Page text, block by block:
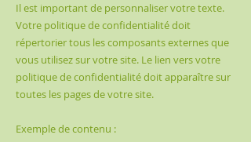
Il est important de personnaliser votre texte.
Votre politique de confidentialité doit
répertorier tous les composants externes que
vous utilisez sur votre site. Le lien vers votre
politique de confidentialité doit apparaître sur
toutes les pages de votre site.
Exemple de contenu :